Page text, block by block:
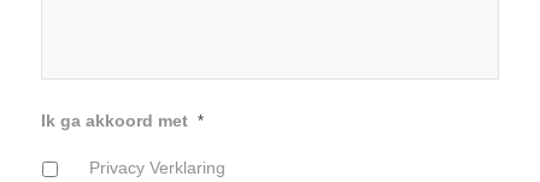
Ik ga akkoord met *
Privacy Verklaring